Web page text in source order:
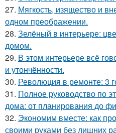
27. Мягкость, изящество и
одном преображении.
28. Зелёный в интерьере:
домом.
29. В этом интерьере всё
и утончённости.
30. Революция в ремонте: 3
31. Полное руководство по
дома: от планирования до
32. Экономим вместе: как
своими руками без лишних